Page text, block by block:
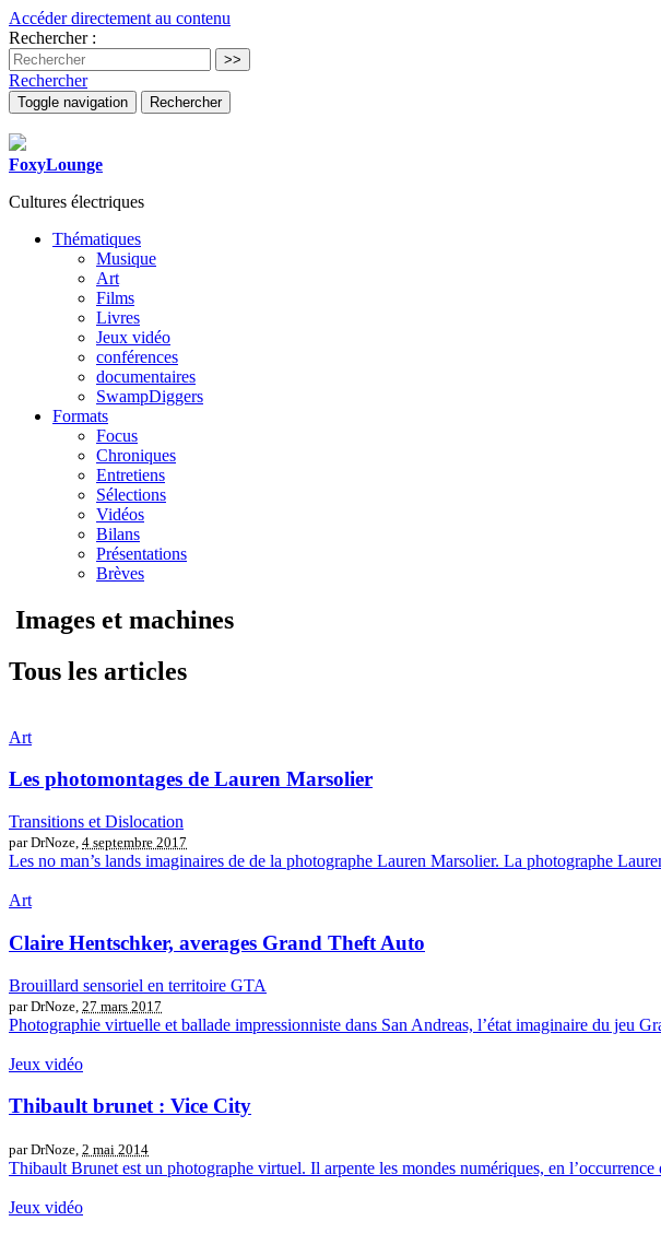
Accéder directement au contenu
Rechercher :
Rechercher
Toggle navigation Rechercher
FoxyLounge
Cultures électriques
Thématiques
Musique
Art
Films
Livres
Jeux vidéo
conférences
documentaires
SwampDiggers
Formats
Focus
Chroniques
Entretiens
Sélections
Vidéos
Bilans
Présentations
Brèves
Images et machines
Tous les articles
Art
Les photomontages de Lauren Marsolier
Transitions et Dislocation
par DrNoze, 4 septembre 2017
Les no man’s lands imaginaires de de la photographe Lauren Marsolier. La photographe
Art
Claire Hentschker, averages Grand Theft Auto
Brouillard sensoriel en territoire GTA
par DrNoze, 27 mars 2017
Photographie virtuelle et ballade impressionniste dans San Andreas, l’état imaginaire du jeu
Jeux vidéo
Thibault brunet : Vice City
par DrNoze, 2 mai 2014
Thibault Brunet est un photographe virtuel. Il arpente les mondes numériques, en
Jeux vidéo